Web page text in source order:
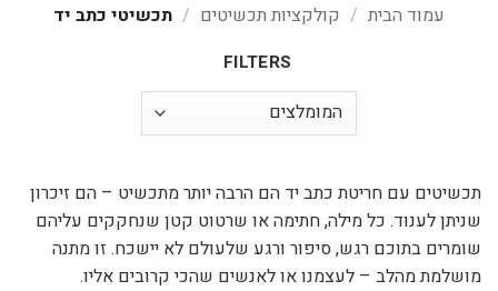
עמוד הבית / קולקציות תכשיטים / תכשיטי כתב יד
FILTERS
תכשיטים עם חריטת כתב יד הם הרבה יותר מתכשיט – הם זיכרון
שניתן לענוד. כל מילה, חתימה או שרטוט קטן שנחקקים עליהם
שומרים בתוכם רגש, סיפור ורגע שלעולם לא יישכח. זו מתנה
מושלמת מהלב – לעצמנו או לאנשים שהכי קרובים אליו.